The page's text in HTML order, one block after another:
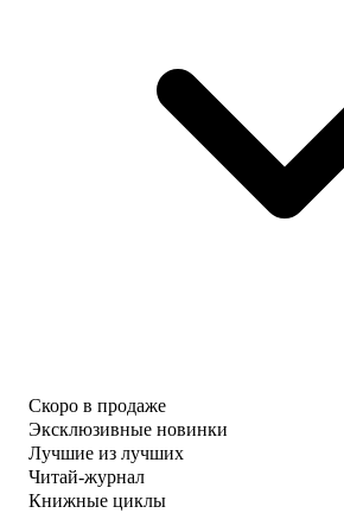
Скоро в продаже
Эксклюзивные новинки
Лучшие из лучших
Читай-журнал
Книжные циклы